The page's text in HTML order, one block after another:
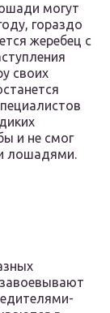
могут
гораздо
жеребец с
своих
и не смог
лошадями.